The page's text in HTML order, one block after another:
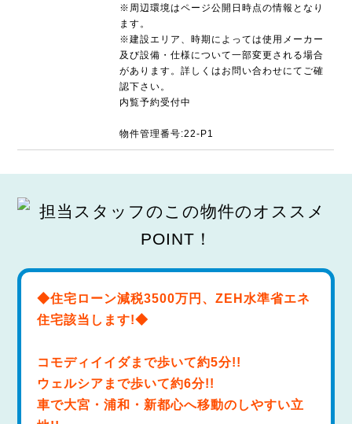
※周辺環境はページ公開日時点の情報となり
ます。
※建設エリア、時期によっては使用メーカー
及び設備・仕様について一部変更される場合
があります。詳しくはお問い合わせにてご確
認下さい。
内覧予約受付中
物件管理番号:22-P1
◆住宅ローン減税3500万円、ZEH水準省エネ
住宅該当します!◆
コモディイイダまで歩いて約5分!!
ウェルシアまで歩いて約6分!!
車で大宮・浦和・新都心へ移動のしやすい立